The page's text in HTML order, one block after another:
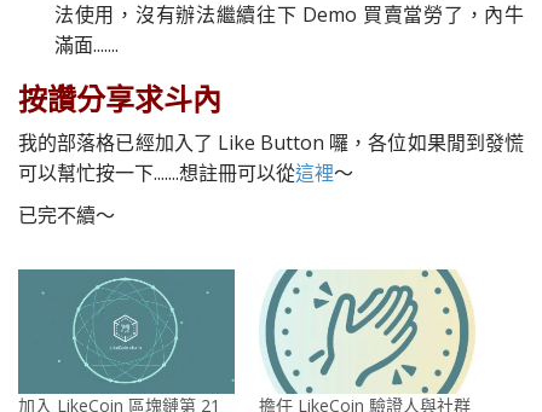
法使用，沒有辦法繼續往下 Demo 買賣當勞了，內牛
滿面.......
按讚分享求斗內
我的部落格已經加入了 Like Button 囉，各位如果閒到發慌
可以幫忙按一下.......想註冊可以從這裡～
已完不續～
加入 LikeCoin 區塊鏈第 21 擔任 LikeCoin 驗證人與社群